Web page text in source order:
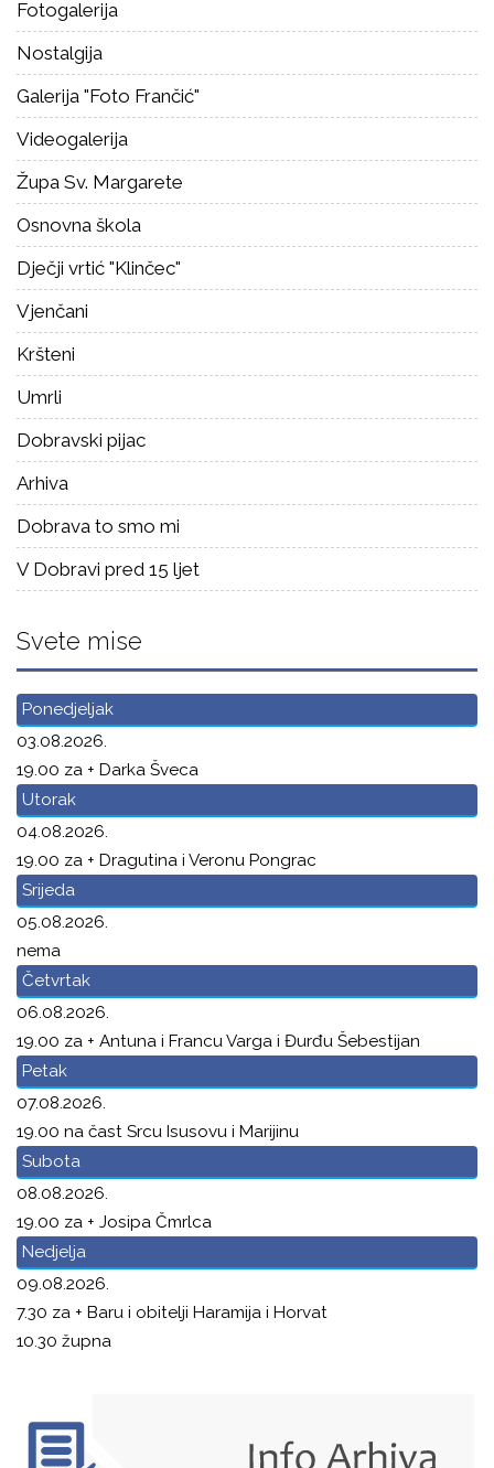
Fotogalerija
Nostalgija
Galerija "Foto Frančić"
Videogalerija
Župa Sv. Margarete
Osnovna škola
Dječji vrtić "Klinčec"
Vjenčani
Kršteni
Umrli
Dobravski pijac
Arhiva
Dobrava to smo mi
V Dobravi pred 15 ljet
Svete mise
Ponedjeljak
03.08.2026.
19.00 za + Darka Šveca
Utorak
04.08.2026.
19.00 za + Dragutina i Veronu Pongrac
Srijeda
05.08.2026.
nema
Četvrtak
06.08.2026.
19.00 za + Antuna i Francu Varga i Đurđu Šebestijan
Petak
07.08.2026.
19.00 na čast Srcu Isusovu i Marijinu
Subota
08.08.2026.
19.00 za + Josipa Čmrlca
Nedjelja
09.08.2026.
7.30 za + Baru i obitelji Haramija i Horvat
10.30 župna